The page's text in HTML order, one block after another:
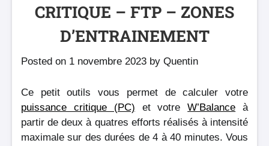
CRITIQUE – FTP – ZONES
D’ENTRAINEMENT
Posted on 1 novembre 2023 by Quentin
Ce petit outils vous permet de calculer votre
puissance critique (PC) et votreW’Balance à
partir de deux à quatres efforts réalisés à intensité
maximale sur des durées de 4 à 40 minutes. Vous